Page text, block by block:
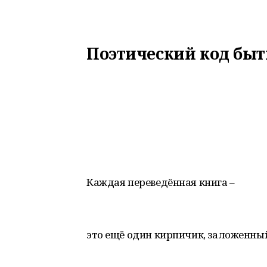
Поэтический код
Каждая переведённая книга –
это ещё один кирпичик,